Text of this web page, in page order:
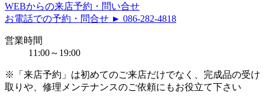
WEBからの来店予約・問い合せ
お電話での予約・問合せ ► 086-282-4818
営業時間
11:00～19:00
※「来店予約」は初めてのご来店だけでなく、完成品の受け
取りや、修理メンテナンスのご依頼にもお役立て下さい